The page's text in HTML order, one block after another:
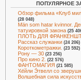
ПОПУЛЯРНОЕ
Обзор фильма «Клуб
(28 048)
Män som hatar kvinnor.
татуировкой закона (25
ПЛОТЬ ДЛЯ
Рассказ служанки (24 206)
Короткометражки. (23 592)
Рону — 30 (23 256)
Про кино 2. (22 576)
ФАНТОМАГИЯ (21 585)
Хе́йли Э́твелл со
Волшебная сила